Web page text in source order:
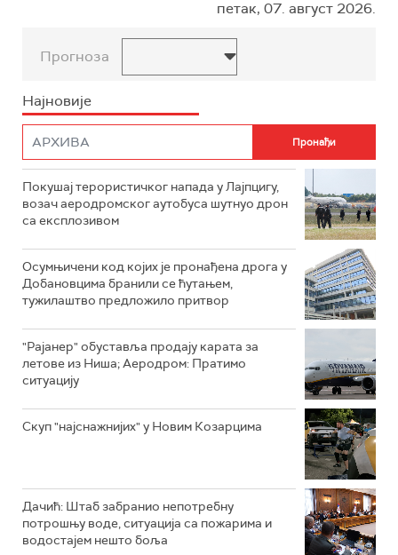
петак, 07. август 2026.
Прогноза
Најновије
Покушај терористичког напада у Лајпцигу,
возач аеродромског аутобуса шутнуо дрон
са експлозивом
Осумњичени код којих је пронађена дрога у
Добановцима бранили се ћутањем,
тужилаштво предложило притвор
"Рајанер" обуставља продају карата за
летове из Ниша; Аеродром: Пратимо
ситуацију
Скуп "најснажнијих" у Новим Козарцима
Дачић: Штаб забранио непотребну
потрошњу воде, ситуација са пожарима и
водостајем нешто боља